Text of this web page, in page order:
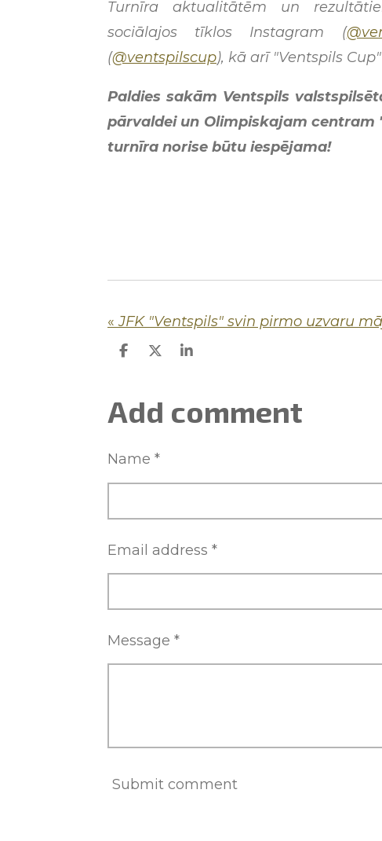
Turnīra aktualitātēm un
sociālajos tīklos Instagram (
(@ventspilscup), kā arī "Ventspils Cup"
Paldies sakām Ventspils
pārvaldei un Olimpiskajam centram
turnīra norise būtu iespējama!
«
S
e
S
e
S
e
Add comment
Name *
Email address *
Message *
Submit comment